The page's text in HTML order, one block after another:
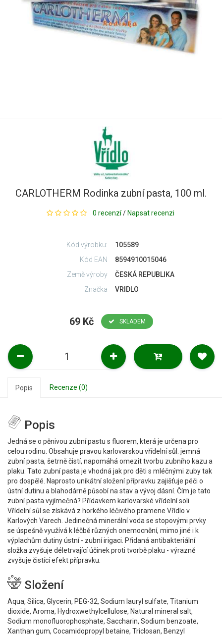
CARLOTHERM Rodinka zubní pasta, 100 ml.
0 recenzí / Napsat recenzi
Kód výrobku:
105589
Kód EAN
8594910015046
Země výroby
ČESKÁ REPUBLIKA
Značka
VRIDLO
69 Kč SKLADEM
Popis Recenze (0)
Popis
Jedná se o pěnivou zubní pastu s fluorem, která je určena pro
celou rodinu. Obsahuje pravou karlovarskou vřídelní sůl. jemná
zubní pasta, šetrně čistí, napomáhá omezit tvorbu zubního kazu a
plaku. Tato zubní pasta je vhodná jak pro děti s mléčnými zuby tak
pro dospělé. Naprosto unikátní složení přípravku zajišťuje péči o
ústní dutinu a blahodárně působí na stav a vývoj dásní. Čím je tato
zubní pasta vyjímečná? Přídavkem karlovarské vřídelní soli.
Vřídelní sůl se získává z horkého léčivého pramene Vřídlo v
Karlových Varech. Jedinečná minerální voda se stopovými prvky
se úspešně využívá k léčbě různých onemocnění, mimo jiné i k
výplachům dutiny ústní - zubní irigaci. Přidaná antibakteriální
složka zvyšuje déletrvající účinek proti tvorbě plaku - výrazně
zvyšuje čistící efekt přípravku.
Složení
Aqua, Silica, Glycerin, PEG-32, Sodium lauryl sulfate, Titanium
dioxide, Aroma, Hydroxwethylcellulose, Natural mineral salt,
Sodium monofluorophosphate, Saccharin, Sodium benzoate,
Xanthan gum, Cocamidopropyl betaine, Triclosan, Benzyl